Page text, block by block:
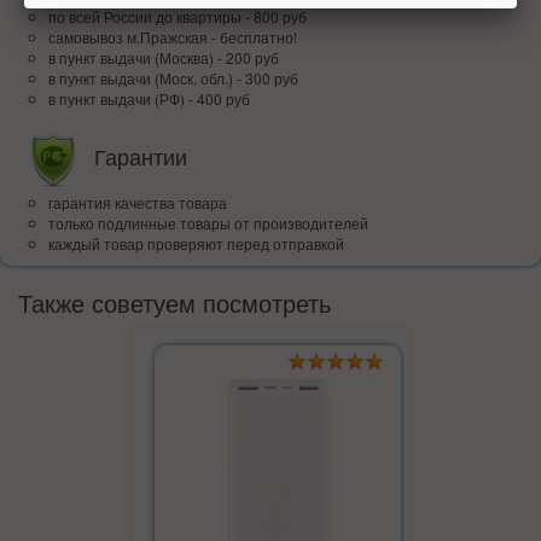
по всей Росcии до квартиры - 800 руб
самовывоз м.Пражская - бесплатно!
в пункт выдачи (Москва) - 200 руб
в пункт выдачи (Моск. обл.) - 300 руб
в пункт выдачи (РФ) - 400 руб
Гарантии
гарантия качества товара
только подлинные товары от производителей
каждый товар проверяют перед отправкой
Также советуем посмотреть